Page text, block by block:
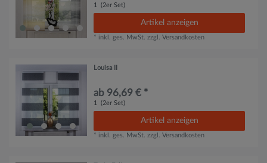
1 (2er Set)
Artikel anzeigen
* inkl. ges. MwSt. zzgl.Versandkosten
Louisa II
ab 96,69 € *
1 (2er Set)
Artikel anzeigen
* inkl. ges. MwSt. zzgl.Versandkosten